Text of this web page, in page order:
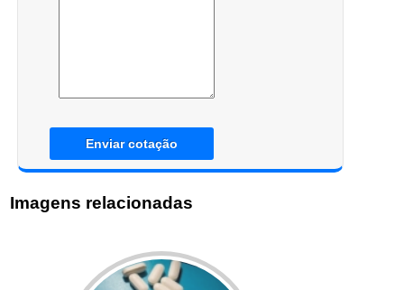
Enviar cotação
Imagens relacionadas